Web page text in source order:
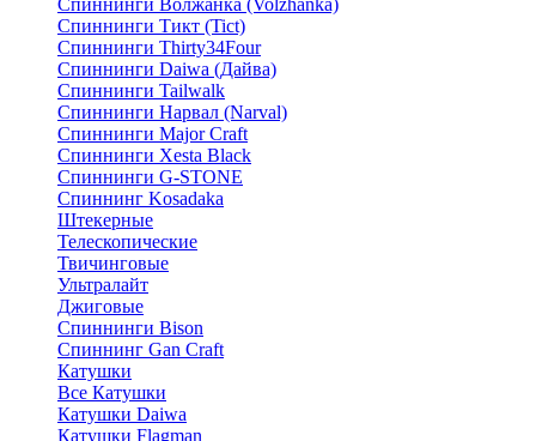
Спиннинги Волжанка (Volzhanka)
Спиннинги Тикт (Tict)
Спиннинги Thirty34Four
Спиннинги Daiwa (Дайва)
Спиннинги Tailwalk
Спиннинги Нарвал (Narval)
Спиннинги Major Craft
Спиннинги Xesta Black
Спиннинги G-STONE
Спиннинг Kosadaka
Штекерные
Телескопические
Твичинговые
Ультралайт
Джиговые
Спиннинги Bison
Спиннинг Gan Craft
Катушки
Все Катушки
Катушки Daiwa
Катушки Flagman